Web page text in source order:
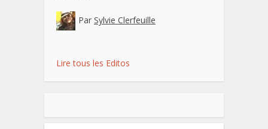
Par Sylvie Clerfeuille
Lire tous les Editos